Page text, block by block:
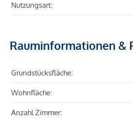
Nutzungsart:
Rauminformationen &
Grundstücksfläche:
Wohnfläche:
Anzahl Zimmer: